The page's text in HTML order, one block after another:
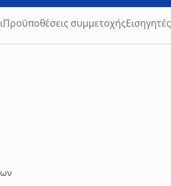
Προϋποθέσεις συμμετοχήςΕισηγητές